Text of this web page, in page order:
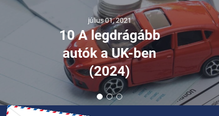
július 01, 2021
10 A legdrágább
autók a UK-ben
(2024)